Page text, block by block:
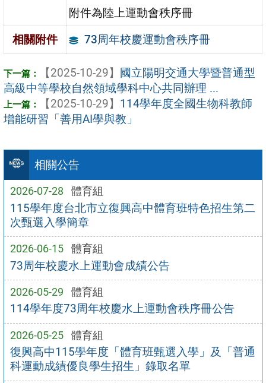
相關公告
2026-07-28 體育組
115學年度台北市立復興高中體育班特色招生第二
次甄選入學簡章
2026-06-15 體育組
73周年校慶水上運動會成績公告
2026-05-29 體育組
114學年度73周年校慶水上運動會秩序冊公告
2026-05-25 體育組
復興高中115學年度「體育班甄選入學」及「普通
科運動成績優良學生招生」錄取名單
附件為陸上運動會秩序冊
相關附件
73周年校慶運動會秩序冊
【2025-10-29】 國立陽明交通大學暨普通型
高級中等學校自然領域學科中心共同辦理 ...
【2025-10-29】 114學年度全國生物科教師
增能研習「善用AI學與教」